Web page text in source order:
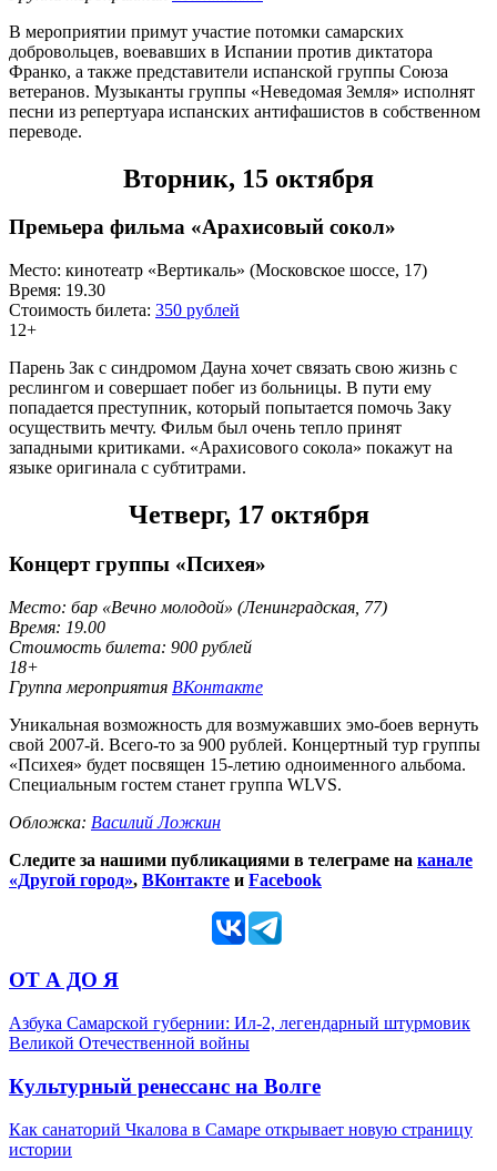
В мероприятии примут участие потомки самарских
добровольцев, воевавших в Испании против диктатора
Франко, а также представители испанской группы Союза
ветеранов. Музыканты группы «Неведомая Земля» исполнят
песни из репертуара испанских антифашистов в собственном
переводе.
Вторник, 15 октября
Премьера фильма «Арахисовый сокол»
Место: кинотеатр «Вертикаль» (Московское шоссе, 17)
Время: 19.30
Стоимость билета: 350 рублей
12+
Парень Зак с синдромом Дауна хочет связать свою жизнь с
реслингом и совершает побег из больницы. В пути ему
попадается преступник, который попытается помочь Заку
осуществить мечту. Фильм был очень тепло принят
западными критиками. «Арахисового сокола» покажут на
языке оригинала с субтитрами.
Четверг, 17 октября
Концерт группы «Психея»
Место: бар «Вечно молодой» (Ленинградская, 77)
Время: 19.00
Стоимость билета: 900 рублей
18+
Группа мероприятия ВКонтакте
Уникальная возможность для возмужавших эмо-боев вернуть
свой 2007-й. Всего-то за 900 рублей. Концертный тур группы
«Психея» будет посвящен 15-летию одноименного альбома.
Специальным гостем станет группа WLVS.
Обложка: Василий Ложкин
Следите за нашими публикациями в телеграме на канале
«Другой город», ВКонтакте и Facebook
ОТ А ДО Я
Азбука Самарской губернии: Ил-2, легендарный штурмовик
Великой Отечественной войны
Культурный ренессанс на Волге
Как санаторий Чкалова в Самаре открывает новую страницу
истории